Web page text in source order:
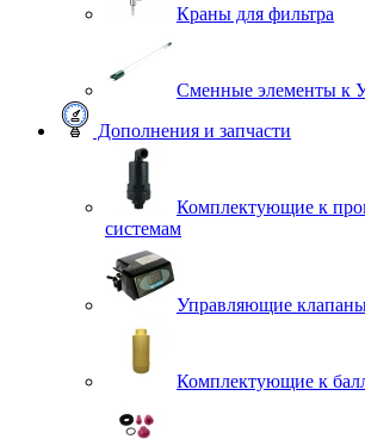
Краны для фильтра
Сменные элементы к
Дополнения и запчасти
Комплектующие к
системам
Управляющие
Комплектующие к